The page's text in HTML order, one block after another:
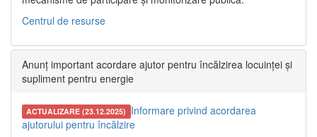
Centrul de resurse
Anunț important acordare ajutor pentru încălzirea locuinței și
supliment pentru energie
ACTUALIZARE (23.12.2025) Informare privind acordarea
ajutorului pentru încălzire